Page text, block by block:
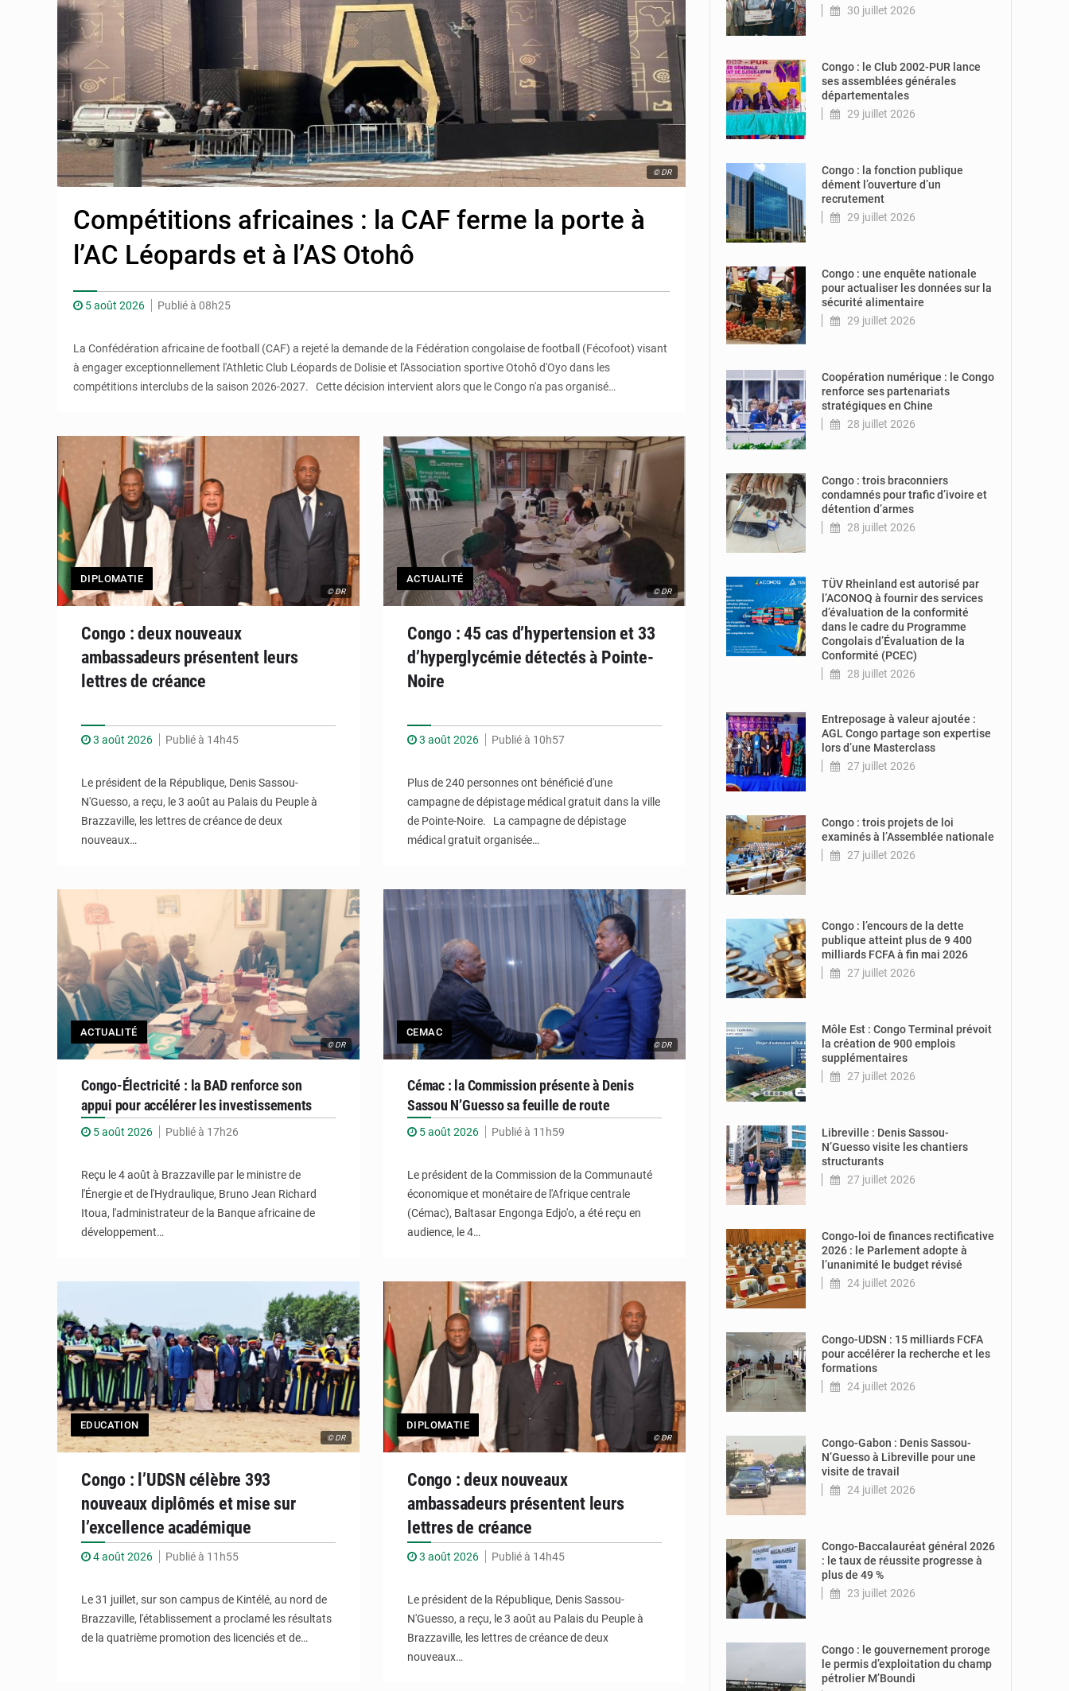
© DR
Compétitions africaines : la CAF ferme la porte à
l’AC Léopards et à l’AS Otohô
5 août 2026 Publié à 08h25
La Confédération africaine de football (CAF) a rejeté la demande de la Fédération congolaise de football (Fécofoot) visant
à engager exceptionnellement l'Athletic Club Léopards de Dolisie et l'Association sportive Otohô d'Oyo dans les
compétitions interclubs de la saison 2026-2027. Cette décision intervient alors que le Congo n'a pas organisé…
© DR
DIPLOMATIE
Congo : deux nouveaux
ambassadeurs présentent leurs
lettres de créance
3 août 2026 Publié à 14h45
Le président de la République, Denis Sassou-
N'Guesso, a reçu, le 3 août au Palais du Peuple à
Brazzaville, les lettres de créance de deux
nouveaux…
© DR
ACTUALITÉ
Congo : 45 cas d’hypertension et 33
d’hyperglycémie détectés à Pointe-
Noire
3 août 2026 Publié à 10h57
Plus de 240 personnes ont bénéficié d'une
campagne de dépistage médical gratuit dans la ville
de Pointe-Noire. La campagne de dépistage
médical gratuit organisée…
© DR
ACTUALITÉ
Congo-Électricité : la BAD renforce son
appui pour accélérer les investissements
5 août 2026 Publié à 17h26
Reçu le 4 août à Brazzaville par le ministre de
l'Énergie et de l'Hydraulique, Bruno Jean Richard
Itoua, l'administrateur de la Banque africaine de
développement…
© DR
CEMAC
Cémac : la Commission présente à Denis
Sassou N’Guesso sa feuille de route
5 août 2026 Publié à 11h59
Le président de la Commission de la Communauté
économique et monétaire de l'Afrique centrale
(Cémac), Baltasar Engonga Edjo'o, a été reçu en
audience, le 4…
© DR
EDUCATION
Congo : l’UDSN célèbre 393
nouveaux diplômés et mise sur
l’excellence académique
4 août 2026 Publié à 11h55
Le 31 juillet, sur son campus de Kintélé, au nord de
Brazzaville, l'établissement a proclamé les résultats
de la quatrième promotion des licenciés et de…
© DR
DIPLOMATIE
Congo : deux nouveaux
ambassadeurs présentent leurs
lettres de créance
3 août 2026 Publié à 14h45
Le président de la République, Denis Sassou-
N'Guesso, a reçu, le 3 août au Palais du Peuple à
Brazzaville, les lettres de créance de deux
nouveaux…
30 juillet 2026
Congo : le Club 2002-PUR lance
ses assemblées générales
départementales
29 juillet 2026
Congo : la fonction publique
dément l’ouverture d’un
recrutement
29 juillet 2026
Congo : une enquête nationale
pour actualiser les données sur la
sécurité alimentaire
29 juillet 2026
Coopération numérique : le Congo
renforce ses partenariats
stratégiques en Chine
28 juillet 2026
Congo : trois braconniers
condamnés pour trafic d’ivoire et
détention d’armes
28 juillet 2026
TÜV Rheinland est autorisé par
l’ACONOQ à fournir des services
d’évaluation de la conformité
dans le cadre du Programme
Congolais d’Évaluation de la
Conformité (PCEC)
28 juillet 2026
Entreposage à valeur ajoutée :
AGL Congo partage son expertise
lors d’une Masterclass
27 juillet 2026
Congo : trois projets de loi
examinés à l’Assemblée nationale
27 juillet 2026
Congo : l’encours de la dette
publique atteint plus de 9 400
milliards FCFA à fin mai 2026
27 juillet 2026
Môle Est : Congo Terminal prévoit
la création de 900 emplois
supplémentaires
27 juillet 2026
Libreville : Denis Sassou-
N’Guesso visite les chantiers
structurants
27 juillet 2026
Congo-loi de finances rectificative
2026 : le Parlement adopte à
l’unanimité le budget révisé
24 juillet 2026
Congo-UDSN : 15 milliards FCFA
pour accélérer la recherche et les
formations
24 juillet 2026
Congo-Gabon : Denis Sassou-
N’Guesso à Libreville pour une
visite de travail
24 juillet 2026
Congo-Baccalauréat général 2026
: le taux de réussite progresse à
plus de 49 %
23 juillet 2026
Congo : le gouvernement proroge
le permis d’exploitation du champ
pétrolier M’Boundi